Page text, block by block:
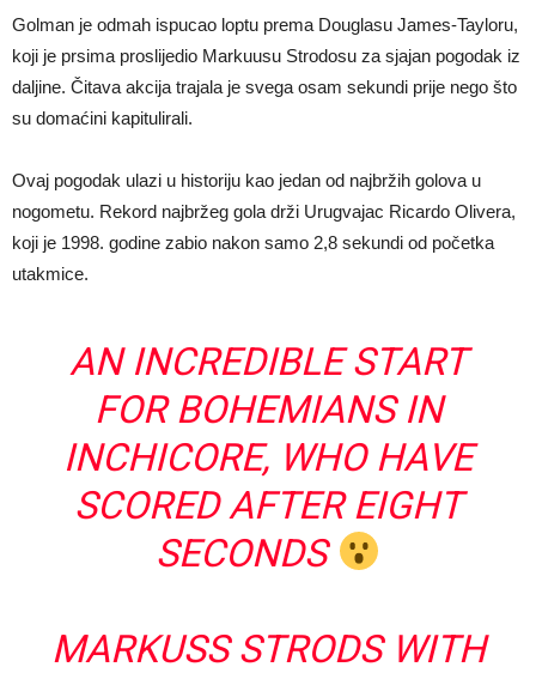
Golman je odmah ispucao loptu prema Douglasu James-Tayloru,
koji je prsima proslijedio Markuusu Strodosu za sjajan pogodak iz
daljine. Čitava akcija trajala je svega osam sekundi prije nego što
su domaćini kapitulirali.
Ovaj pogodak ulazi u historiju kao jedan od najbržih golova u
nogometu. Rekord najbržeg gola drži Urugvajac Ricardo Olivera,
koji je 1998. godine zabio nakon samo 2,8 sekundi od početka
utakmice.
AN INCREDIBLE START
FOR BOHEMIANS IN
INCHICORE, WHO HAVE
SCORED AFTER EIGHT
SECONDS
MARKUSS STRODS WITH